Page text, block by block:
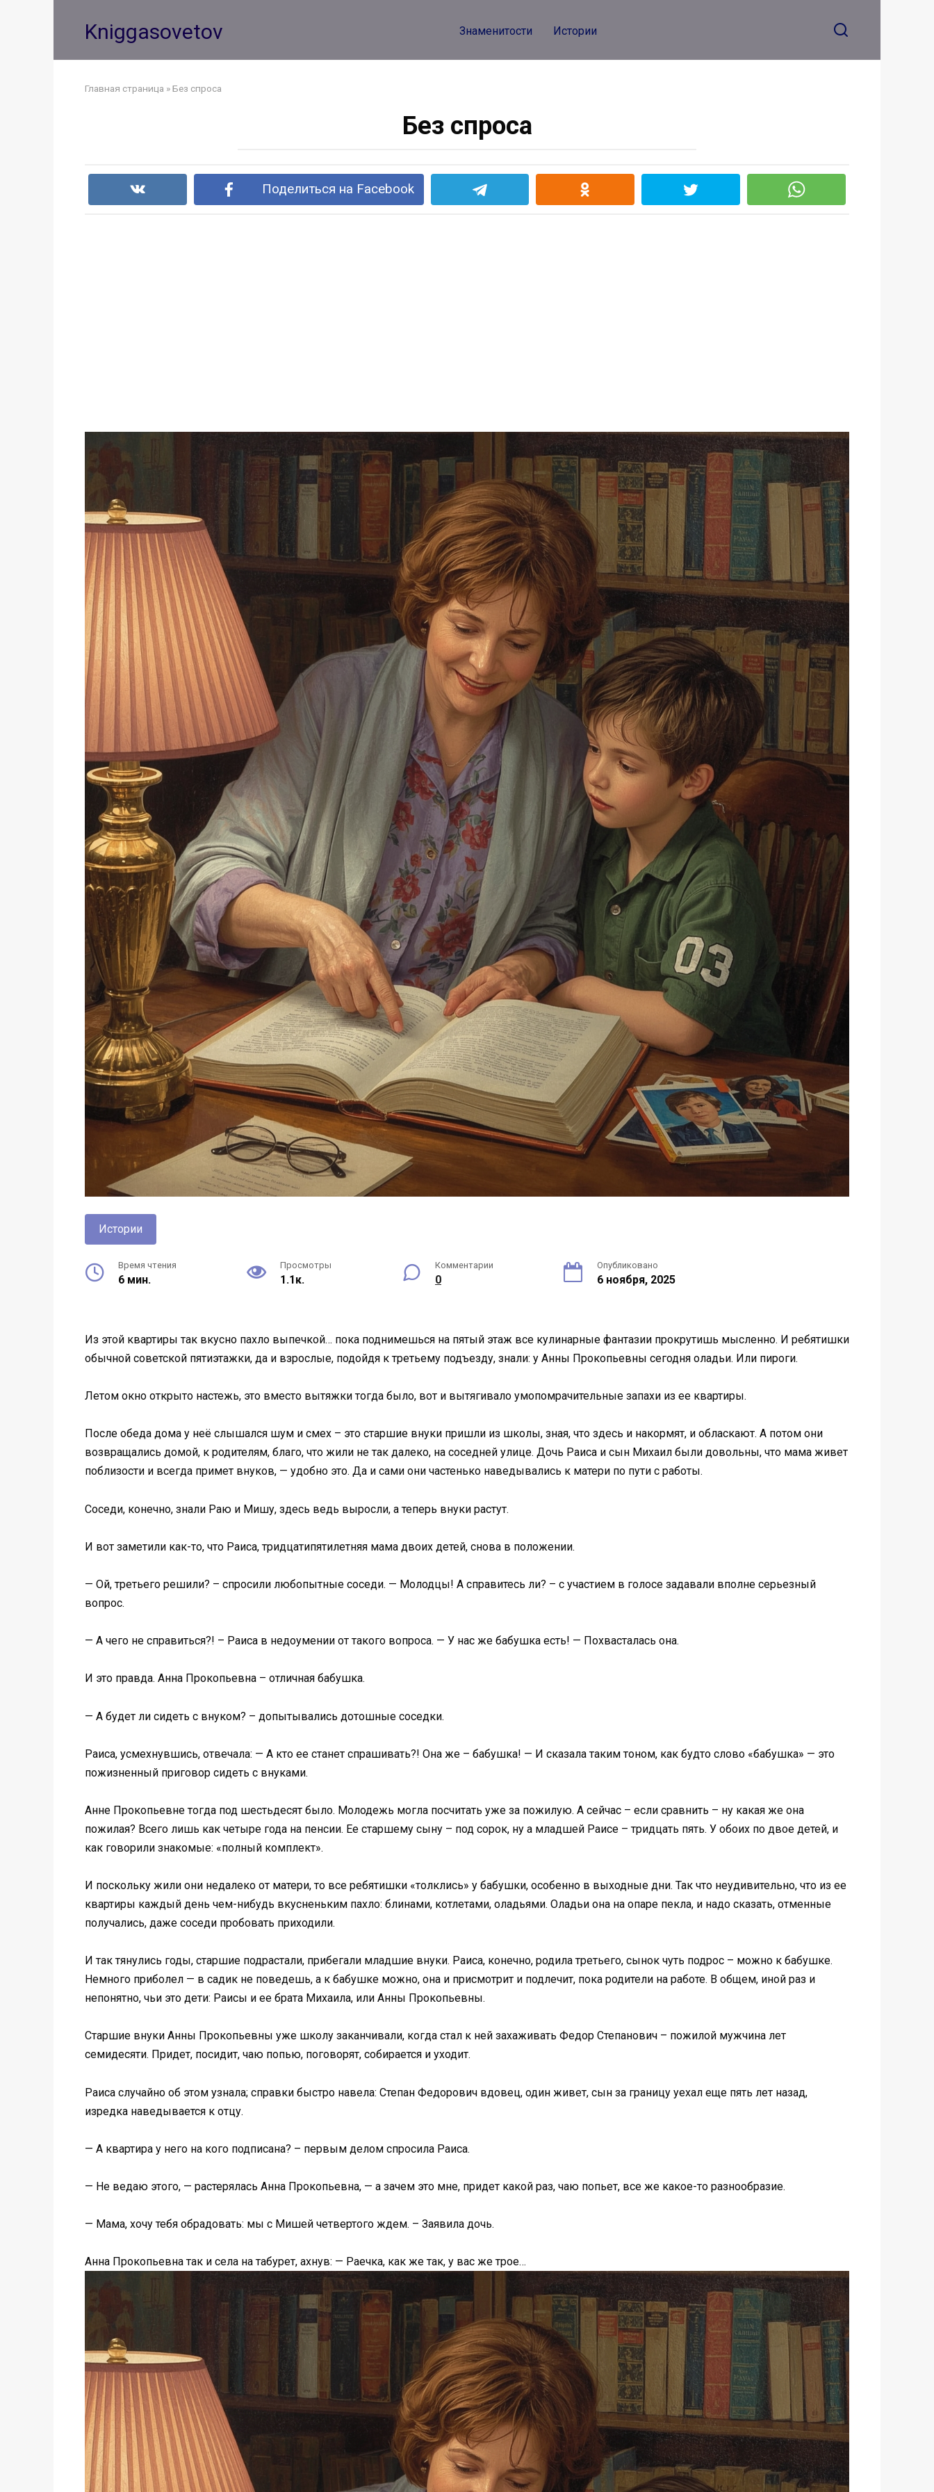
Kniggasovetov Знаменитости Истории
Главная страница »Без спроса
Без спроса
Поделиться на Facebook
Истории
Время чтения
6 мин.
Просмотры
1.1к.
Комментарии
0
Опубликовано
6 ноября, 2025
Из этой квартиры так вкусно пахло выпечкой… пока поднимешься на пятый этаж все кулинарные фантазии прокрутишь мысленно. И ребятишки
обычной советской пятиэтажки, да и взрослые, подойдя к третьему подъезду, знали: у Анны Прокопьевны сегодня оладьи. Или пироги.
Летом окно открыто настежь, это вместо вытяжки тогда было, вот и вытягивало умопомрачительные запахи из ее квартиры.
После обеда дома у неё слышался шум и смех – это старшие внуки пришли из школы, зная, что здесь и накормят, и обласкают. А потом они
возвращались домой, к родителям, благо, что жили не так далеко, на соседней улице. Дочь Раиса и сын Михаил были довольны, что мама живет
поблизости и всегда примет внуков, — удобно это. Да и сами они частенько наведывались к матери по пути с работы.
Соседи, конечно, знали Раю и Мишу, здесь ведь выросли, а теперь внуки растут.
И вот заметили как-то, что Раиса, тридцатипятилетняя мама двоих детей, снова в положении.
— Ой, третьего решили? – спросили любопытные соседи. — Молодцы! А справитесь ли? – с участием в голосе задавали вполне серьезный
вопрос.
— А чего не справиться?! – Раиса в недоумении от такого вопроса. — У нас же бабушка есть! — Похвасталась она.
И это правда. Анна Прокопьевна – отличная бабушка.
— А будет ли сидеть с внуком? – допытывались дотошные соседки.
Раиса, усмехнувшись, отвечала: — А кто ее станет спрашивать?! Она же – бабушка! — И сказала таким тоном, как будто слово «бабушка» — это
пожизненный приговор сидеть с внуками.
Анне Прокопьевне тогда под шестьдесят было. Молодежь могла посчитать уже за пожилую. А сейчас – если сравнить – ну какая же она
пожилая? Всего лишь как четыре года на пенсии. Ее старшему сыну – под сорок, ну а младшей Раисе – тридцать пять. У обоих по двое детей, и
как говорили знакомые: «полный комплект».
И поскольку жили они недалеко от матери, то все ребятишки «толклись» у бабушки, особенно в выходные дни. Так что неудивительно, что из ее
квартиры каждый день чем-нибудь вкусненьким пахло: блинами, котлетами, оладьями. Оладьи она на опаре пекла, и надо сказать, отменные
получались, даже соседи пробовать приходили.
И так тянулись годы, старшие подрастали, прибегали младшие внуки. Раиса, конечно, родила третьего, сынок чуть подрос – можно к бабушке.
Немного приболел — в садик не поведешь, а к бабушке можно, она и присмотрит и подлечит, пока родители на работе. В общем, иной раз и
непонятно, чьи это дети: Раисы и ее брата Михаила, или Анны Прокопьевны.
Старшие внуки Анны Прокопьевны уже школу заканчивали, когда стал к ней захаживать Федор Степанович – пожилой мужчина лет
семидесяти. Придет, посидит, чаю попью, поговорят, собирается и уходит.
Раиса случайно об этом узнала; справки быстро навела: Степан Федорович вдовец, один живет, сын за границу уехал еще пять лет назад,
изредка наведывается к отцу.
— А квартира у него на кого подписана? – первым делом спросила Раиса.
— Не ведаю этого, — растерялась Анна Прокопьевна, — а зачем это мне, придет какой раз, чаю попьет, все же какое-то разнообразие.
— Мама, хочу тебя обрадовать: мы с Мишей четвертого ждем. – Заявила дочь.
Анна Прокопьевна так и села на табурет, ахнув: — Раечка, как же так, у вас же трое…